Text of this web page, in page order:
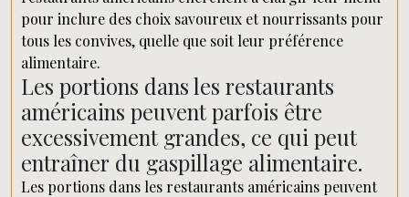
pour inclure des choix savoureux et nourrissants pour
tous les convives, quelle que soit leur préférence
alimentaire.
Les portions dans les restaurants
américains peuvent parfois être
excessivement grandes, ce qui peut
entraîner du gaspillage alimentaire.
Les portions dans les restaurants américains peuvent